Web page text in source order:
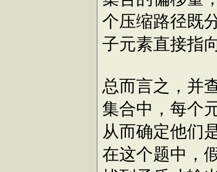
个压缩路径既
子元素直接指
总而言之，并
集合中，每个
从而确定他们
在这个题中，